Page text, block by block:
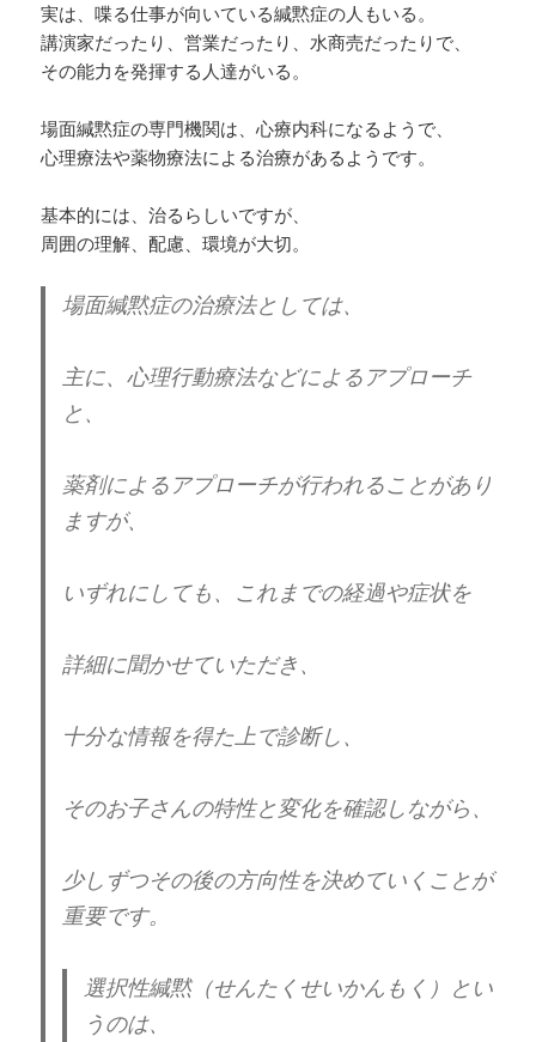
実は、喋る仕事が向いている緘黙症の人もいる。
講演家だったり、営業だったり、水商売だったりで、
その能力を発揮する人達がいる。
場面緘黙症の専門機関は、心療内科になるようで、
心理療法や薬物療法による治療があるようです。
基本的には、治るらしいですが、
周囲の理解、配慮、環境が大切。
場面緘黙症の治療法としては、
主に、心理行動療法などによるアプローチ
と、
薬剤によるアプローチが行われることがあり
ますが、
いずれにしても、これまでの経過や症状を
詳細に聞かせていただき、
十分な情報を得た上で診断し、
そのお子さんの特性と変化を確認しながら、
少しずつその後の方向性を決めていくことが
重要です。
選択性緘黙（せんたくせいかんもく）とい
うのは、